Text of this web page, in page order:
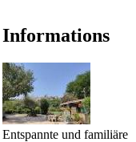
Informations
Entspannte und familiäre